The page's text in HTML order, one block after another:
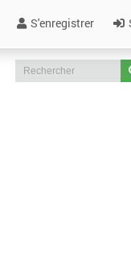
S'enregistrer